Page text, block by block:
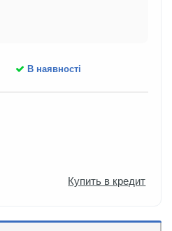
В наявності
Купить в кредит